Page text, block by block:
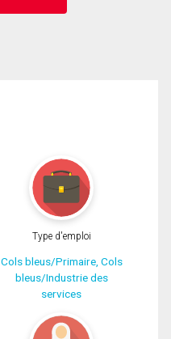
Type d'emploi
Cols bleus/Primaire, Cols
bleus/Industrie des
services